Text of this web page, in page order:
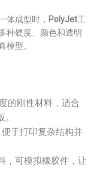
体成型时， PolyJet工
种硬度、颜色和透明
模型。
的刚性材料，适合
便于打印复杂结构并
，可模拟橡胶件，让